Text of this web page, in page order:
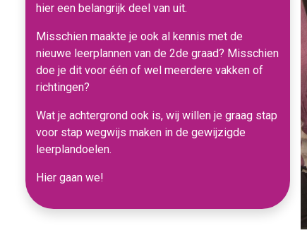
hier een belangrijk deel van uit.
Misschien maakte je ook al kennis met de
nieuwe leerplannen van de 2de graad? Misschien
doe je dit voor één of wel meerdere vakken of
richtingen?
Wat je achtergrond ook is, wij willen je graag stap
voor stap wegwijs maken in de gewijzigde
leerplandoelen.
Hier gaan we!